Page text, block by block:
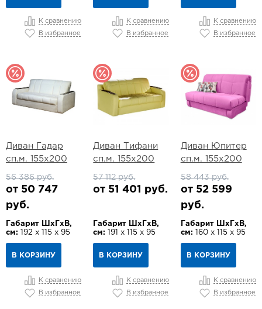
К сравнению
В избранное
К сравнению
В избранное
К сравнению
В избранное
Диван Гадар
сп.м. 155х200
56 386 руб.
от 50 747
руб.
Габарит ШхГхВ,
см: 192 х 115 х 95
В КОРЗИНУ
К сравнению
В избранное
Диван Тифани
сп.м. 155х200
57 112 руб.
от 51 401 руб.
Габарит ШхГхВ,
см:
191 х 115 х 95
В КОРЗИНУ
К сравнению
В избранное
Диван Юпитер
сп.м. 155х200
58 443 руб.
от 52 599
руб.
Габарит ШхГхВ,
см: 160 х 115 х 95
В КОРЗИНУ
К сравнению
В избранное